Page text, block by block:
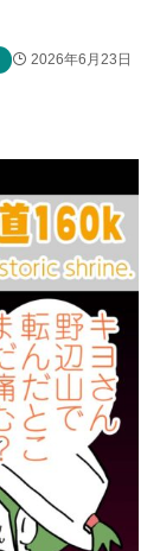
2026年6月23日